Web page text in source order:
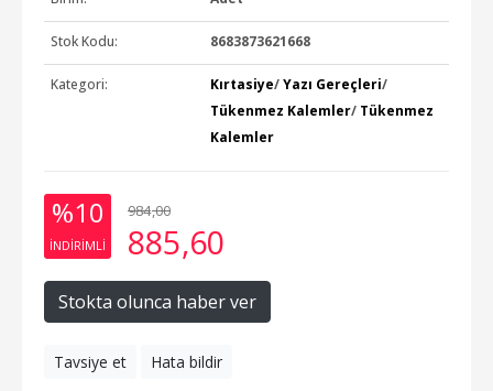
Stok Kodu: 8683873621668
Kategori: Kırtasiye/Yazı Gereçleri/
Tükenmez Kalemler/ Tükenmez
Kalemler
%10
INDIRIMLI
984,00
885,60
Stokta olunca haber ver
Tavsiye et Hata bildir